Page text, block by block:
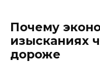
Почему
изысканиях
дороже